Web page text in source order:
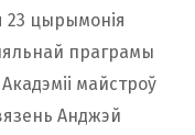
23 цырымонія
праграмы
майстроў
Анджэй